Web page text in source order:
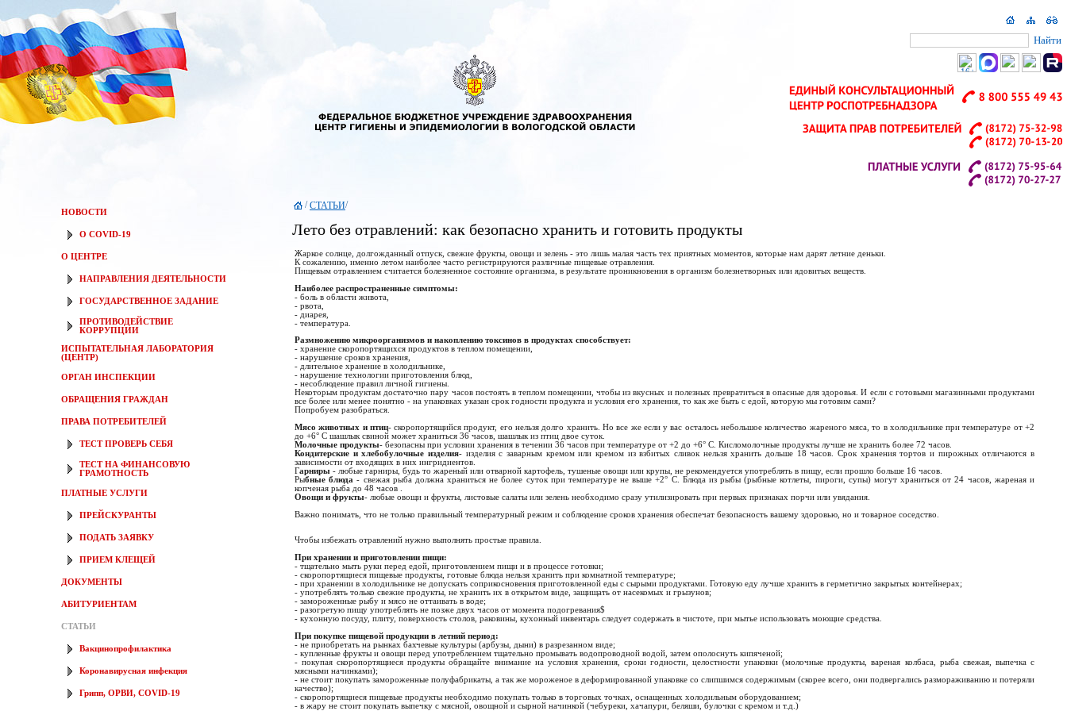
Найти
НОВОСТИ
О COVID-19
О ЦЕНТРЕ
НАПРАВЛЕНИЯ ДЕЯТЕЛЬНОСТИ
ГОСУДАРСТВЕННОЕ ЗАДАНИЕ
ПРОТИВОДЕЙСТВИЕ
КОРРУПЦИИ
ИСПЫТАТЕЛЬНАЯ ЛАБОРАТОРИЯ
(ЦЕНТР)
ОРГАН ИНСПЕКЦИИ
ОБРАЩЕНИЯ ГРАЖДАН
ПРАВА ПОТРЕБИТЕЛЕЙ
ТЕСТ ПРОВЕРЬ СЕБЯ
ТЕСТ НА ФИНАНСОВУЮ
ГРАМОТНОСТЬ
ПЛАТНЫЕ УСЛУГИ
ПРЕЙСКУРАНТЫ
ПОДАТЬ ЗАЯВКУ
ПРИЕМ КЛЕЩЕЙ
ДОКУМЕНТЫ
АБИТУРИЕНТАМ
СТАТЬИ
Вакцинопрофилактика
Коронавирусная инфекция
Грипп, ОРВИ, COVID-19
/СТАТЬИ/
Лето без отравлений: как безопасно хранить и готовить продукты
Жаркое солнце, долгожданный отпуск, свежие фрукты, овощи и зелень - это лишь малая часть тех приятных моментов, которые нам дарят летние деньки.
К сожалению, именно летом наиболее часто регистрируются различные пищевые отравления.
Пищевым отравлением считается болезненное состояние организма, в результате проникновения в организм болезнетворных или ядовитых веществ.
Наиболее распространенные симптомы:
- боль в области живота,
- рвота,
- диарея,
- температура.
Размножению микроорганизмов и накоплению токсинов в продуктах способствует:
- хранение скоропортящихся продуктов в теплом помещении,
- нарушение сроков хранения,
- длительное хранение в холодильнике,
- нарушение технологии приготовления блюд,
- несоблюдение правил личной гигиены.
Некоторым продуктам достаточно пару часов постоять в теплом помещении, чтобы из вкусных и полезных превратиться в опасные для здоровья. И если с готовыми магазинными продуктами
все более или менее понятно - на упаковках указан срок годности продукта и условия его хранения, то как же быть с едой, которую мы готовим сами?
Попробуем разобраться.
Мясо животных и птиц- cкоропортящийся продукт, его нельзя долго хранить. Но все же если у вас осталось небольшое количество жареного мяса, то в холодильнике при температуре от +2
до +6° С шашлык свиной может храниться 36 часов, шашлык из птиц двое суток.
Молочные продукты- безопасны при условии хранения в течении 36 часов при температуре от +2 до +6° С. Кисломолочные продукты лучше не хранить более 72 часов.
Кондитерские и хлебобулочные изделия- изделия с заварным кремом или кремом из взбитых сливок нельзя хранить дольше 18 часов. Срок хранения тортов и пирожных отличаются в
зависимости от входящих в них ингридиентов.
Гарниры - любые гарниры, будь то жареный или отварной картофель, тушеные овощи или крупы, не рекомендуется употреблять в пищу, если прошло больше 16 часов.
Рыбные блюда- свежая рыба должна храниться не более суток при температуре не выше +2° С. Блюда из рыбы (рыбные котлеты, пироги, супы) могут храниться от 24 часов, жареная и
копченая рыба до 48 часов .
Овощи и фрукты- любые овощи и фрукты, листовые салаты или зелень необходимо сразу утилизировать при первых признаках порчи или увядания.
Важно понимать, что не только правильный температурный режим и соблюдение сроков хранения обеспечат безопасность вашему здоровью, но и товарное соседство.
Чтобы избежать отравлений нужно выполнять простые правила.
При хранении и приготовлении пищи:
- тщательно мыть руки перед едой, приготовлением пищи и в процессе готовки;
- скоропортящиеся пищевые продукты, готовые блюда нельзя хранить при комнатной температуре;
- при хранении в холодильнике не допускать соприкосновения приготовленной еды с сырыми продуктами. Готовую еду лучше хранить в герметично закрытых контейнерах;
- употреблять только свежие продукты, не хранить их в открытом виде, защищать от насекомых и грызунов;
- замороженные рыбу и мясо не оттаивать в воде;
- разогретую пищу употреблять не позже двух часов от момента подогревания$
- кухонную посуду, плиту, поверхность столов, раковины, кухонный инвентарь следует содержать в чистоте, при мытье использовать моющие средства.
При покупке пищевой продукции в летний период:
- не приобретать на рынках бахчевые культуры (арбузы, дыни) в разрезанном виде;
- купленные фрукты и овощи перед употреблением тщательно промывать водопроводной водой, затем ополоснуть кипяченой;
- покупая скоропортящиеся продукты обращайте внимание на условия хранения, сроки годности, целостности упаковки (молочные продукты, вареная колбаса, рыба свежая, выпечка с
мясными начинками);
- не стоит покупать замороженные полуфабрикаты, а так же мороженое в деформированной упаковке со слипшимся содержимым (скорее всего, они подвергались размораживанию и потеряли
качество);
- скоропортящиеся пищевые продукты необходимо покупать только в торговых точках, оснащенных холодильным оборудованием;
- в жару не стоит покупать выпечку с мясной, овощной и сырной начинкой (чебуреки, хачапури, беляши, булочки с кремом и т.д.)